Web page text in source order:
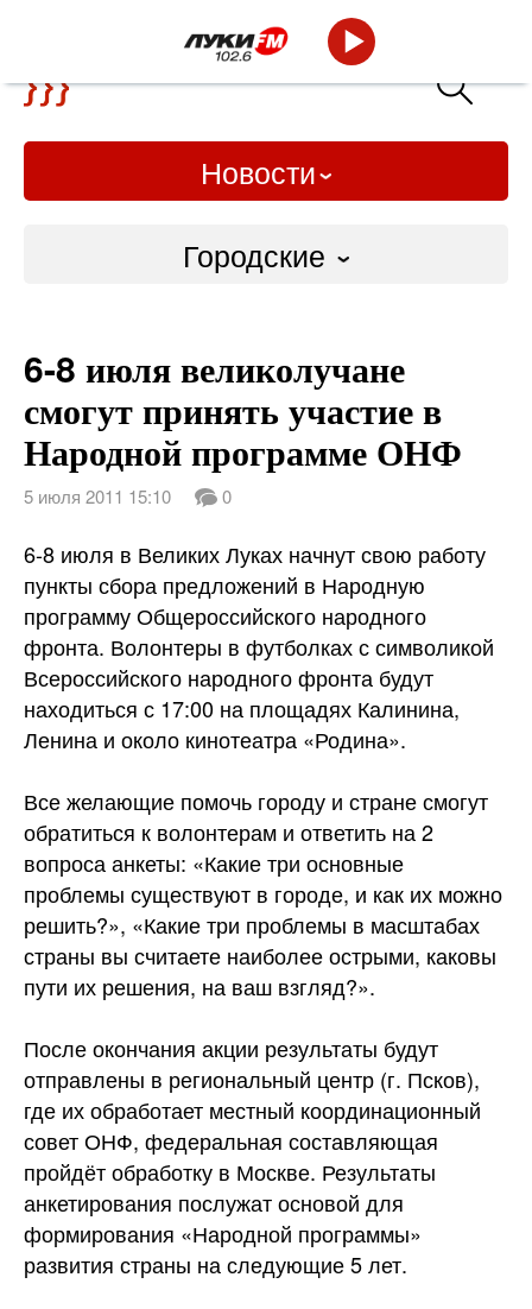
Новости
Городские
Слово Дело
Народные
ВТРК
6-8 июля великолучане
смогут принять участие в
Народной программе ОНФ
5 июля 2011 15:10 0
6-8 июля в Великих Луках начнут свою работу
пункты сбора предложений в Народную
программу Общероссийского народного
фронта. Волонтеры в футболках с символикой
Всероссийского народного фронта будут
находиться с 17:00 на площадях Калинина,
Ленина и около кинотеатра «Родина».
Все желающие помочь городу и стране смогут
обратиться к волонтерам и ответить на 2
вопроса анкеты: «Какие три основные
проблемы существуют в городе, и как их можно
решить?», «Какие три проблемы в масштабах
страны вы считаете наиболее острыми, каковы
пути их решения, на ваш взгляд?».
После окончания акции результаты будут
отправлены в региональный центр (г. Псков),
где их обработает местный координационный
совет ОНФ, федеральная составляющая
пройдёт обработку в Москве. Результаты
анкетирования послужат основой для
формирования «Народной программы»
развития страны на следующие 5 лет.